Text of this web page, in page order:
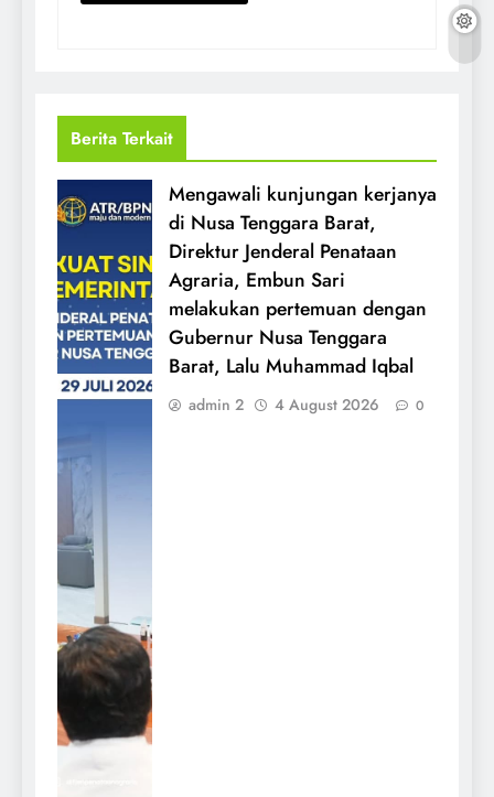
Berita Terkait
Mengawali kunjungan kerjanya
di Nusa Tenggara Barat,
Direktur Jenderal Penataan
Agraria, Embun Sari
melakukan pertemuan dengan
Gubernur Nusa Tenggara
Barat, Lalu Muhammad Iqbal
admin 2 4 August 2026 0